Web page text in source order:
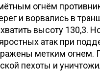
огнём
и ворвались в
высоту 130,3.
атак при
метким огнем.
пехоты и